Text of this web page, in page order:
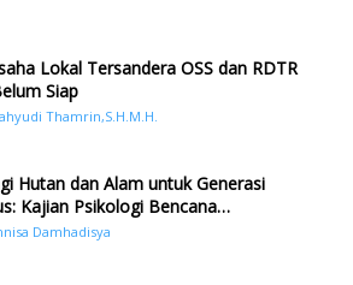
Lokal Tersandera OSS dan RDTR
Siap
Thamrin,S.H.M.H.
Hutan dan Alam untuk Generasi
Kajian Psikologi Bencana
di Sumatera Pasca Tragedi
Damhadisya